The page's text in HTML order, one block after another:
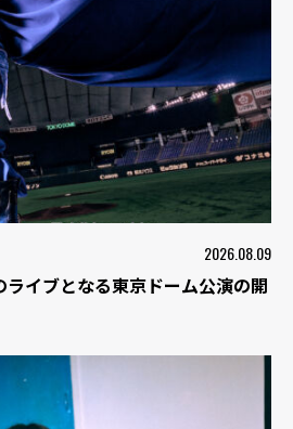
2026.08.09
イブとなる東京ドーム公演の開